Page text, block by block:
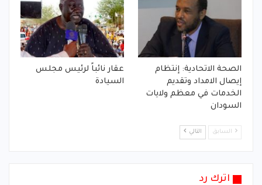
الصحة الاتحادية: إنتظام
إيصال الامداد وتقديم
الخدمات في معظم ولايات
السودان
عقار نائباً لرئيس مجلس
السيادة
السابق التالي
اترك رد